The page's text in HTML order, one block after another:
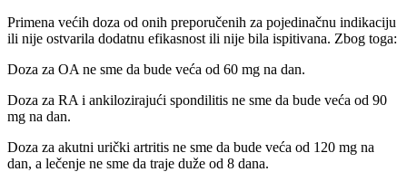
Primena većih doza od onih preporučenih za pojedinačnu indikaciju
ili nije ostvarila dodatnu efikasnost ili nije bila ispitivana. Zbog toga:
Doza za OA ne sme da bude veća od 60 mg na dan.
Doza za RA i ankilozirajući spondilitis ne sme da bude veća od 90
mg na dan.
Doza za akutni urički artritis ne sme da bude veća od 120 mg na
dan, a lečenje ne sme da traje duže od 8 dana.